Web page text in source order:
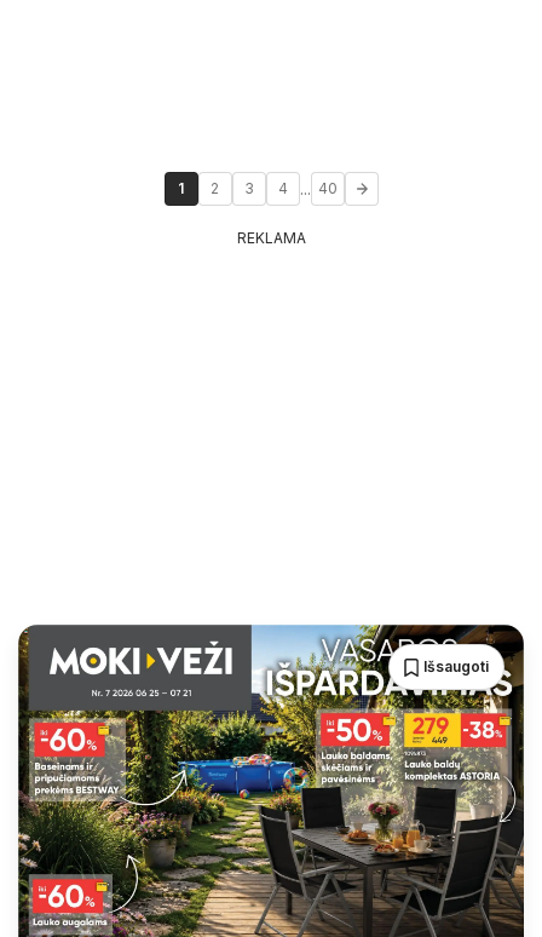
1 2 3 4 ... 40
REKLAMA
Išsaugoti